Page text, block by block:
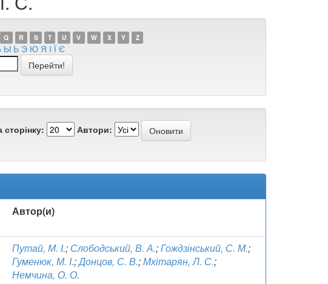
Q R S T U V W X Y Z
Ы Ь Э Ю Я І Ї Є
Автори:
Автор(и)
Путай, М. І.; Слободський, В. А.;Гождзінський, С. М.;
Гуменюк, М. І.;Донцов, С. В.;Мхітарян, Л. С.;
Немчина, О. О.